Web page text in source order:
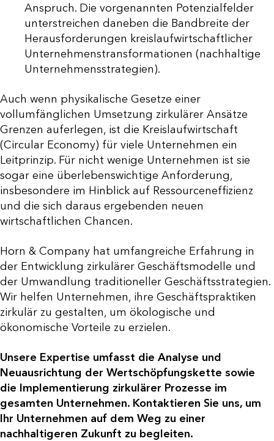
Anspruch. Die vorgenannten Potenzialfelder
unterstreichen daneben die Bandbreite der
Herausforderungen kreislaufwirtschaftlicher
Unternehmenstransformationen (nachhaltige
Unternehmensstrategien).
Auch wenn physikalische Gesetze einer
vollumfänglichen Umsetzung zirkulärer Ansätze
Grenzen auferlegen, ist die Kreislaufwirtschaft
(Circular Economy) für viele Unternehmen ein
Leitprinzip. Für nicht wenige Unternehmen ist sie
sogar eine überlebenswichtige Anforderung,
insbesondere im Hinblick auf Ressourceneffizienz
und die sich daraus ergebenden neuen
wirtschaftlichen Chancen.
Horn & Company hat umfangreiche Erfahrung in
der Entwicklung zirkulärer Geschäftsmodelle und
der Umwandlung traditioneller Geschäftsstrategien.
Wir helfen Unternehmen, ihre Geschäftspraktiken
zirkulär zu gestalten, um ökologische und
ökonomische Vorteile zu erzielen.
Unsere Expertise umfasst die Analyse und
Neuausrichtung der Wertschöpfungskette sowie
die Implementierung zirkulärer Prozesse im
gesamten Unternehmen. Kontaktieren Sie uns, um
Ihr Unternehmen auf dem Weg zu einer
nachhaltigeren Zukunft zu begleiten.